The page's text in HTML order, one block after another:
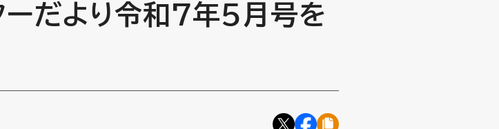
ーだより令和7年5月号を